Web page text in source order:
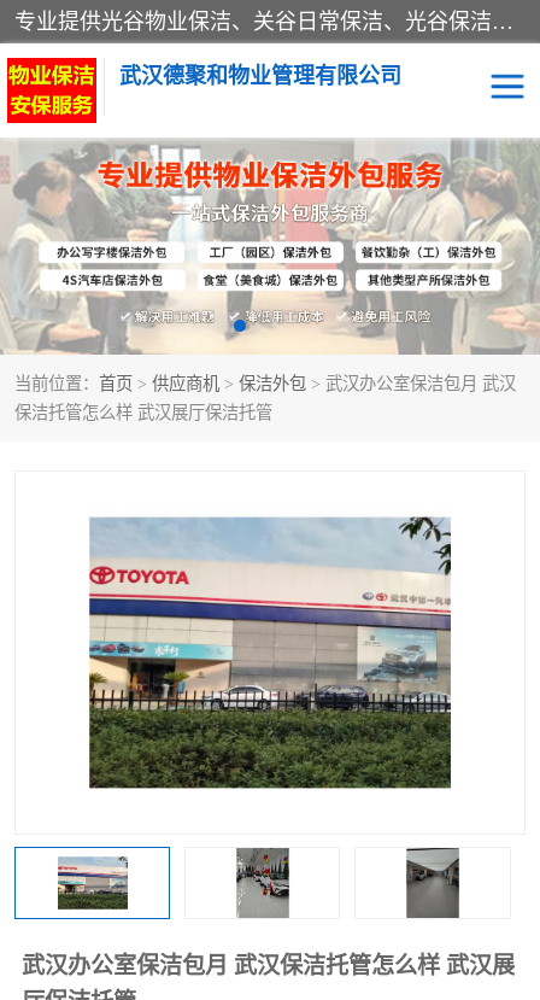
专业提供光谷物业保洁、关谷日常保洁、光谷保洁外包及武汉其他城区的单位日常保洁 武汉德聚和物业管理有限公司致力于打造中国专业物业保洁服务、日常保洁及其他保洁清洗外包服务。自公司成立以来提倡以先进的物业管理理念和模式经营，谋篇布局，以“至诚服务、精益求精、规范管理、锐意拓新”为质量方针，强化内部管理，为业主提供专业化、标准化和精细化的全方位物业服务，管理服务水平得到了广大业主和业内人士的一致好评。
武汉德聚和物业管理有限公司
当前位置： 首页 > 供应商机 > 保洁外包 > 武汉办公室保洁包月 武汉
保洁托管怎么样 武汉展厅保洁托管
武汉办公室保洁包月 武汉保洁托管怎么样 武汉展
保洁外包